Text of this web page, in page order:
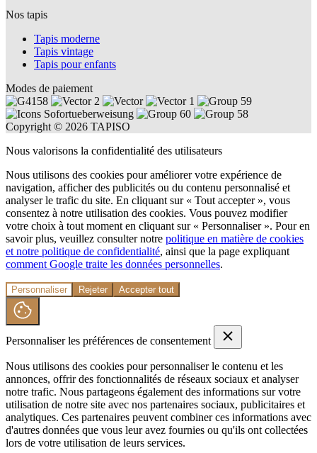
Nos tapis
Tapis moderne
Tapis vintage
Tapis pour enfants
Modes de paiement
Copyright © 2026 TAPISO
Nous valorisons la confidentialité des utilisateurs
Nous utilisons des cookies pour améliorer votre expérience de
navigation, afficher des publicités ou du contenu personnalisé et
analyser le trafic du site. En cliquant sur « Tout accepter », vous
consentez à notre utilisation des cookies. Vous pouvez modifier
votre choix à tout moment en cliquant sur « Personnaliser ». Pour en
savoir plus, veuillez consulter notre politique en matière de cookies
et notre politique de confidentialité, ainsi que la page expliquant
comment Google traite les données personnelles.
Personnaliser Rejeter Accepter tout
Personnaliser les préférences de consentement
Nous utilisons des cookies pour personnaliser le contenu et les
annonces, offrir des fonctionnalités de réseaux sociaux et analyser
notre trafic. Nous partageons également des informations sur votre
utilisation de notre site avec nos partenaires sociaux, publicitaires et
analytiques. Ces partenaires peuvent combiner ces informations avec
d'autres données que vous leur avez fournies ou qu'ils ont collectées
lors de votre utilisation de leurs services.